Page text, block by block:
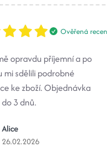
Ověřená
opravdu příjemní a po
mi sdělili podrobné
ke zboží. Objednávka
3 dnů.
Alice
26.02.2026